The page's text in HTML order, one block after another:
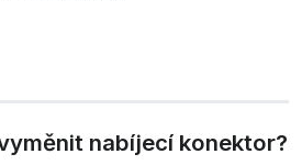
nabíjecí konektor?